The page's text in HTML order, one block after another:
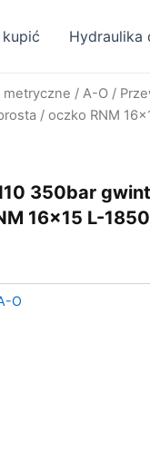
Hydraulika
metryczne / A-O /
/ oczko RNM
350bar
16×15 L-
O